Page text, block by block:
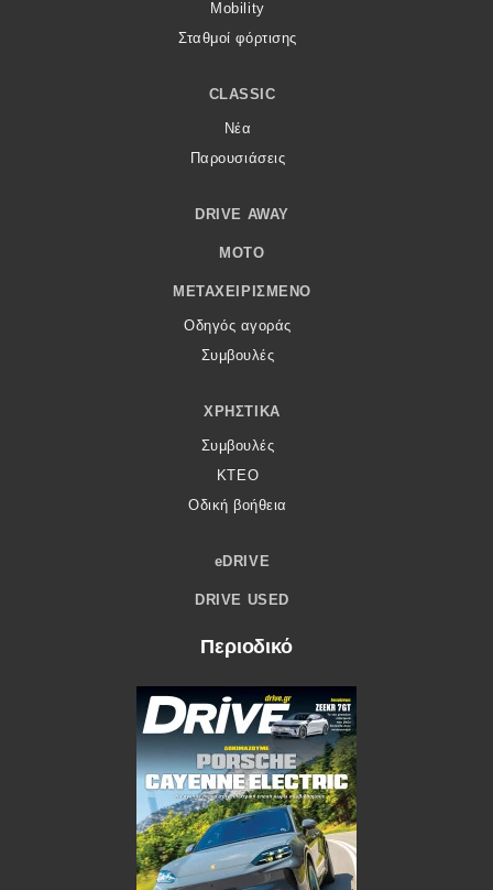
Mobility
Σταθμοί φόρτισης
CLASSIC
Νέα
Παρουσιάσεις
DRIVE AWAY
MOTO
ΜΕΤΑΧΕΙΡΙΣΜΈΝΟ
Οδηγός αγοράς
Συμβουλές
ΧΡΗΣΤΙΚΆ
Συμβουλές
ΚΤΕΟ
Οδική βοήθεια
eDRIVE
DRIVE USED
Περιοδικό